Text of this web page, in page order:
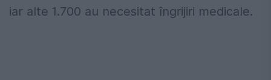
iar alte 1.700 au necesitat îngrijiri medicale.